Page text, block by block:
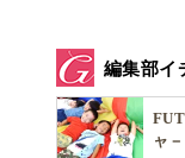
編集部
ャ